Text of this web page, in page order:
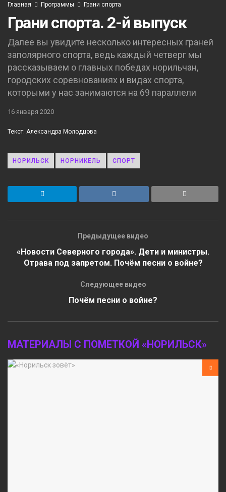
Главная Программы Грани спорта
Грани спорта. 2-й выпуск
Далее вы увидите несколько интересных граней
заполярного спорта, ведь каждый четверг мы
рассказываем о главных победах норильчан,
городских соревнованиях и видах спорта,
которыми у нас занимаются на 69 параллели
16 января 2020
Текст: Александра Молодцова
НОРИЛЬСК НОРНИКЕЛЬ СПОРТ
Предыдущее видео
«Новости Северного города». Дети и министры.
Отрава под запретом. Почём песни о войне?
Следующее видео
Почём песни о войне?
МАТЕРИАЛЫ С ПОМЕТКОЙ «НОРИЛЬСК»